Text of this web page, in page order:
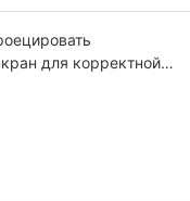
для корректной